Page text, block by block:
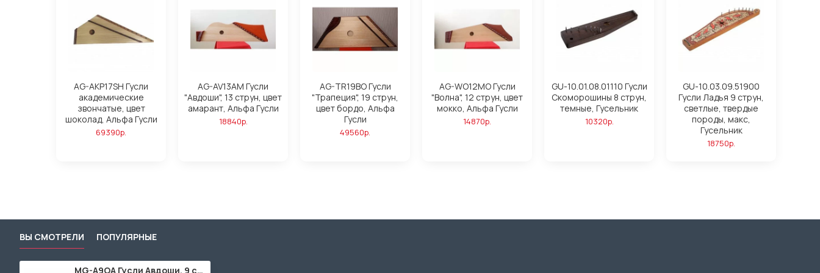
AG-AKP17SH Гусли
академические
звончатые, цвет
шоколад, Альфа Гусли
69390р.
AG-AV13AM Гусли
"Авдоши", 13 струн, цвет
амарант, Альфа Гусли
18840р.
AG-TR19BO Гусли
"Трапеция", 19 струн,
цвет бордо, Альфа
Гусли
49560р.
AG-WO12MO Гусли
"Волна", 12 струн, цвет
мокко, Альфа Гусли
14870р.
GU-10.01.08.01110 Гусли
Скоморошины 8 струн,
темные, Гусельник
10320р.
GU-10.03.09.51900
Гусли Ладья 9 струн,
светлые, твердые
породы, макс,
Гусельник
18750р.
ВЫ СМОТРЕЛИ ПОПУЛЯРНЫЕ
MG-A9OA Гусли Авдоши, 9 струн, цвет дуб, Мир гуслей